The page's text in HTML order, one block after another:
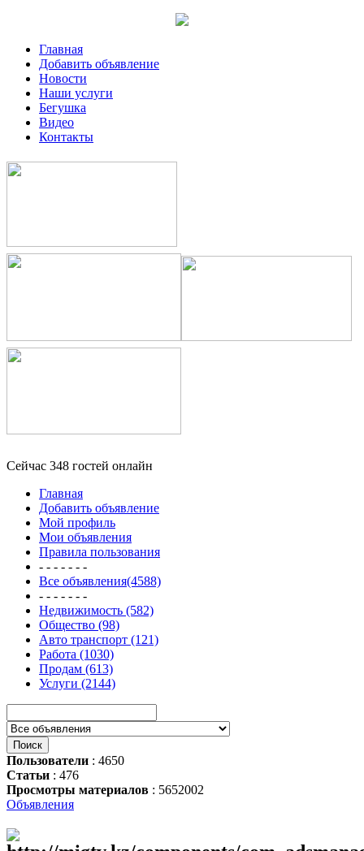
Главная
Добавить объявление
Новости
Наши услуги
Бегушка
Видео
Контакты
Сейчас 348 гостей онлайн
Главная
Добавить объявление
Мой профиль
Мои объявления
Правила пользования
- - - - - - -
Все объявления(4588)
- - - - - - -
Недвижимость (582)
Общество (98)
Авто транспорт (121)
Работа (1030)
Продам (613)
Услуги (2144)
Пользователи : 4650
Статьи : 476
Просмотры материалов : 5652002
Объявления